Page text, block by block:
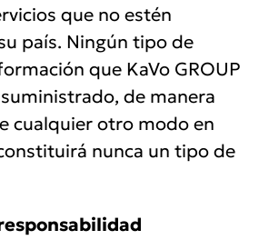
que no estén
país. Ningún tipo de
que KaVo GROUP
de manera
cualquier otro modo en
nunca un tipo de